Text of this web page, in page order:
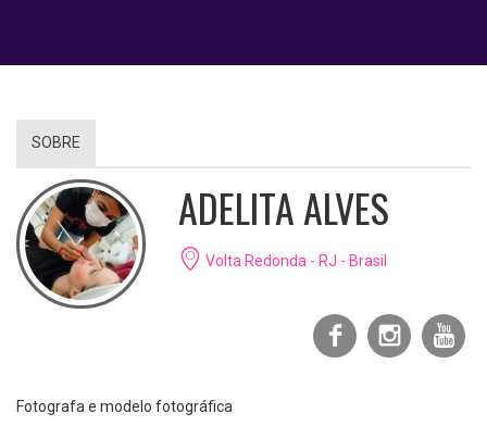
SOBRE
ADELITA ALVES
Volta Redonda - RJ - Brasil
Fotografa e modelo fotográfica